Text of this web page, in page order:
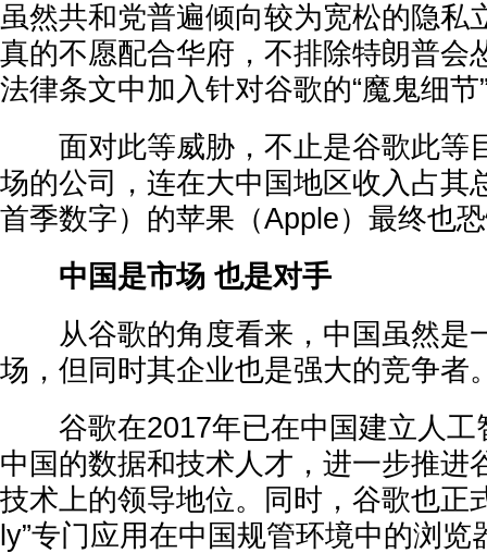
虽然共和党普遍倾向较为宽松的隐私
真的不愿配合华府，不排除特朗普会
法律条文中加入针对谷歌的“魔鬼细节
面对此等威胁，不止是谷歌此等
场的公司，连在大中国地区收入占其
首季数字）的苹果（Apple）最终也
中国是市场 也是对手
从谷歌的角度看来，中国虽然是
场，但同时其企业也是强大的竞争者
谷歌在2017年已在中国建立人工
中国的数据和技术人才，进一步推进
技术上的领导地位。同时，谷歌也正
ly”专门应用在中国规管环境中的浏